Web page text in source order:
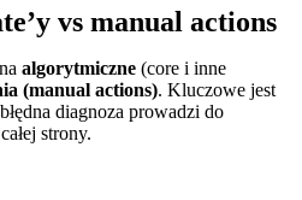
vs manual actions
algorytmiczne (core i inne
(manual actions). Kluczowe jest
diagnoza prowadzi do
strony.